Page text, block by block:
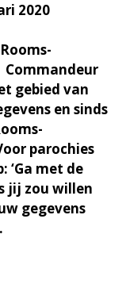
2020
gebied van
en sinds
parochies
‘Ga met de
jij zou willen
gegevens